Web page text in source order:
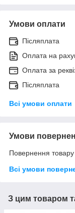
Умови оплати
Післяплата
Оплата на
Оплата за
Післяплата
Всі умови оплати
Умови
Повернення
Всі умови
З цим товаром